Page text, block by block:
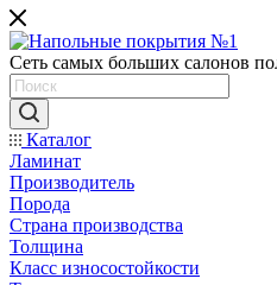
Сеть самых больших салонов
Каталог
Ламинат
Производитель
Порода
Страна производства
Толщина
Класс износостойкости